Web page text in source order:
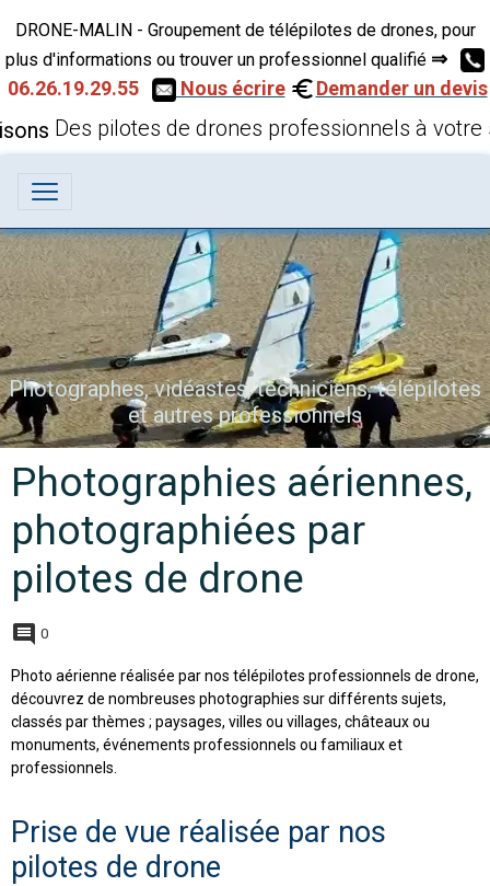
DRONE-MALIN - Groupement de télépilotes de drones, pour
plus d'informations ou trouver un professionnel qualifié ⇒
06.26.19.29.55
Nous écrire Demander un devis
Des pilotes de drones professionnels à votre
Vues aériennes par drone
Photographies aériennes,
photographiées par
pilotes de drone
0
Photo aérienne réalisée par nos télépilotes professionnels de drone,
découvrez de nombreuses photographies sur différents sujets,
classés par thèmes ; paysages, villes ou villages, châteaux ou
monuments, événements professionnels ou familiaux et
professionnels.
Prise de vue réalisée par nos
pilotes de drone